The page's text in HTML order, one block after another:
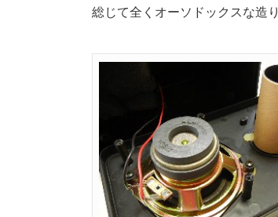
総じて全くオーソドックスな造